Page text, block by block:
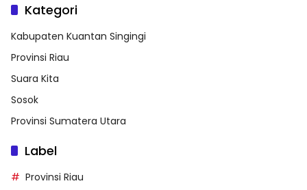
Kategori
Kabupaten Kuantan Singingi
Provinsi Riau
Suara Kita
Sosok
Provinsi Sumatera Utara
Label
Provinsi Riau